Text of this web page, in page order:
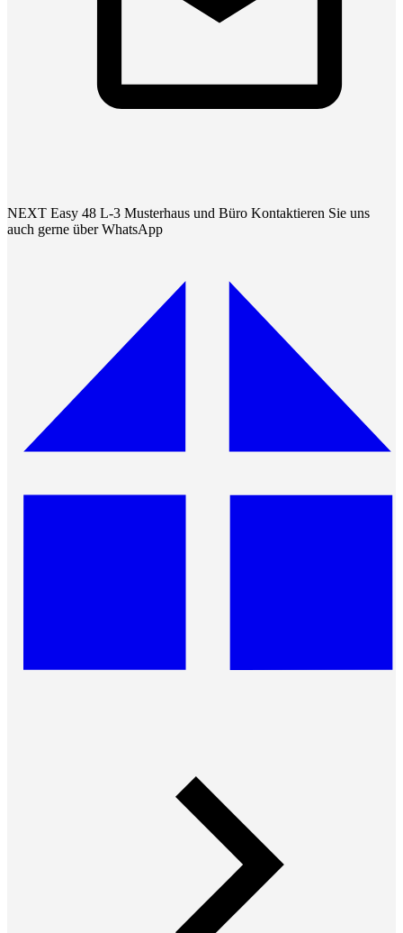
NEXT Easy 48 L-3 Musterhaus und Büro Kontaktieren Sie uns
auch gerne über WhatsApp